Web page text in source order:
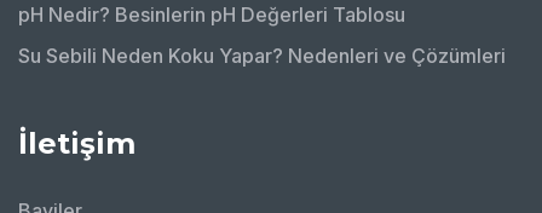
pH Nedir? Besinlerin pH Değerleri Tablosu
Su Sebili Neden Koku Yapar? Nedenleri ve Çözümleri
İletişim